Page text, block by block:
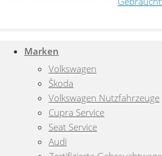
Marken
Volkswagen
Škoda
Volkswagen Nutzfahrzeuge
Cupra Service
Seat Service
Audi